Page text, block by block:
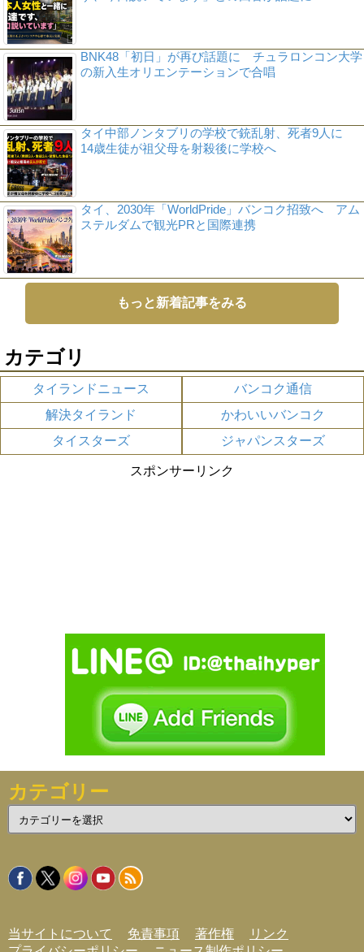
BNK48「初日」が再び話題に チュラロンコン大学
の新入生オリエンテーションで合唱
タイ中部ノンタブリの学校で銃乱射、死者9人に
14歳生徒が祖父母を射殺後に学校へ
タイ、2030年「WorldPride」バンコク招致へ アム
ステルダムで観光PRと国際連携
もっと新着記事をみる
カテゴリ
タイランドニュース
バンコク通信
解決タイランド
かわいいバンコク
タイスターズ
ジャパンスターズ
スポンサーリンク
カテゴリー
テ
リ
ー
当サイトについて 免責事項 著作権
リンク